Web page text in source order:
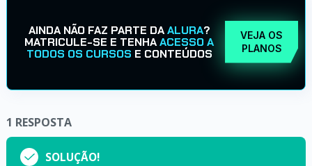
AINDA NÃO FAZ PARTE DAALURA?
MATRICULE-SE E TENHAACESSO A
TODOS OS CURSOS E CONTEÚDOS
VEJA OS
PLANOS
1 RESPOSTA
SOLUÇÃO!